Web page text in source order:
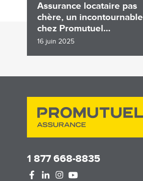
Assurance locataire pas
chère, un incontournable
chez Promutuel
Assurance
16 juin 2025
1 877 668-8835